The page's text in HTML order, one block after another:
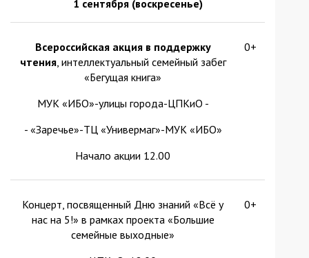
1 сентября (воскресенье)
Всероссийская акция в поддержку
чтения, интеллектуальный семейный забег
«Бегущая книга»
МУК «ИБО»-улицы города-ЦПКиО -
- «Заречье»-ТЦ «Универмаг»-МУК «ИБО»
Начало акции 12.00
0+
Концерт, посвященный Дню знаний «Всё у
нас на 5!» в рамках проекта «Большие
семейные выходные»
0+